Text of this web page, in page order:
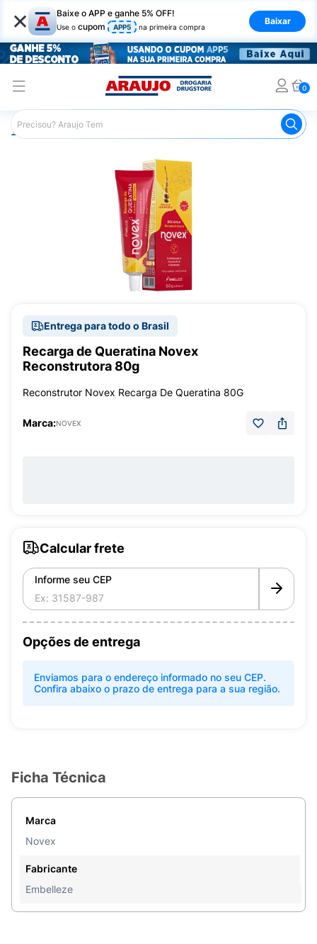
× Baixe o APP e ganhe 5% OFF!
Use o cupom APP5 na primeira compra
Baixar
0
Araujo Cabelo Creme de
Entrega para todo o Brasil
Recarga de Queratina Novex
Reconstrutora 80g
Reconstrutor Novex Recarga De Queratina 80G
Marca:NOVEX
Calcular frete
Informe seu CEP
Opções de entrega
Enviamos para o endereço informado no seu CEP.
Confira abaixo o prazo de entrega para a sua região.
Ficha Técnica
Marca
Novex
Fabricante
Embelleze